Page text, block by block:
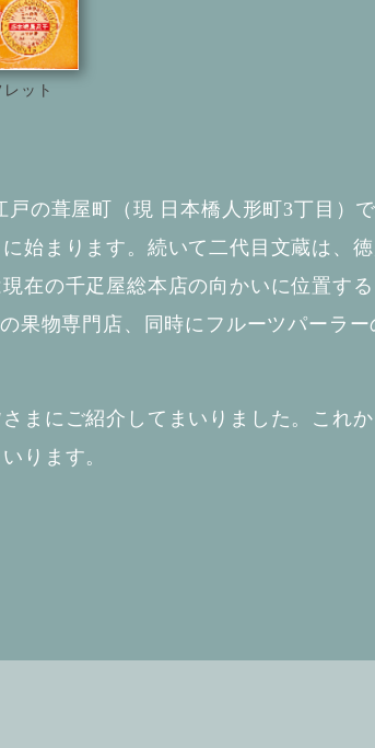
ット
の葺屋町（現 日本橋人形町3丁目）
始まります。続いて二代目文蔵は、
在の千疋屋総本店の向かいに位置す
果物専門店、同時にフルーツパーラー
まにご紹介してまいりました。これか
ります。